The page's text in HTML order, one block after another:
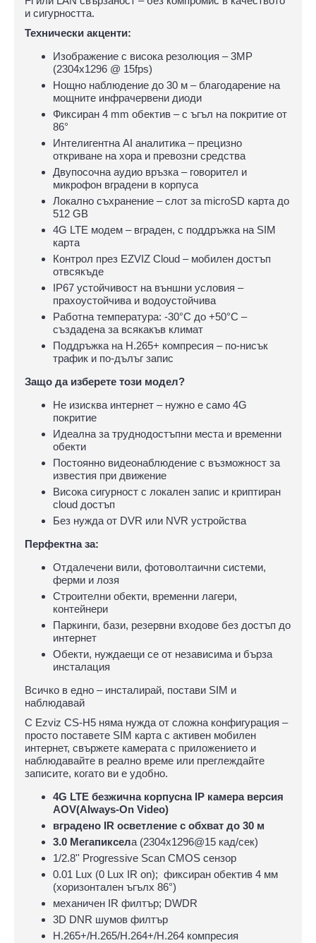
и сигурността.
Технически акценти:
Изображение с висока резолюция – 3MP
(2304x1296 @ 15fps)
Нощно наблюдение до 30 м – благодарение на
мощните инфрачервени диоди
Фиксиран 4 mm обектив – с ъгъл на покритие от
86°
Интелигентна AI аналитика – прецизно
откриване на хора и превозни средства
Двупосочна аудио връзка – говорител и
микрофон вградени в корпуса
Локално съхранение – слот за microSD карта до
512 GB
4G LTE модем – вграден, с поддръжка на SIM
карта
Контрол през EZVIZ Cloud – мобилен достъп
отвсякъде
IP67 устойчивост на външни условия –
прахоустойчива и водоустойчива
Работна температура: -30°C до +50°C –
създадена за всякакъв климат
Поддръжка на H.265+ компресия – по-нисък
трафик и по-дълъг запис
Защо да изберете този модел?
Не изисква интернет – нужно е само 4G
покритие
Идеална за труднодостъпни места и временни
обекти
Постоянно видеонаблюдение с възможност за
известия при движение
Висока сигурност с локален запис и криптиран
cloud достъп
Без нужда от DVR или NVR устройства
Перфектна за:
Отдалечени вили, фотоволтаични системи,
ферми и лозя
Строителни обекти, временни лагери,
контейнери
Паркинги, бази, резервни входове без достъп до
интернет
Обекти, нуждаещи се от независима и бърза
инсталация
Всичко в едно – инсталирай, постави SIM и
наблюдавай
С Ezviz CS-H5 няма нужда от сложна конфигурация –
просто поставете SIM карта с активен мобилен
интернет, свържете камерата с приложението и
наблюдавайте в реално време или преглеждайте
записите, когато ви е удобно.
4G LTE безжична корпусна IP камера версия
AOV(Always-On Video)
вградено IR осветление с обхват до 30 м
3.0 Мегапиксела (2304x1296@15 кад/сек)
1/2.8'' Progressive Scan CMOS сензор
0.01 Lux (0 Lux IR on); фиксиран обектив 4 мм
(хоризонтален ъгълх 86°)
механичен IR филтър; DWDR
3D DNR шумов филтър
H.265+/H.265/H.264+/H.264 компресия